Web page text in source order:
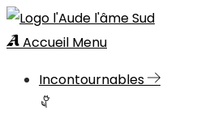
Accueil Menu
Incontournables